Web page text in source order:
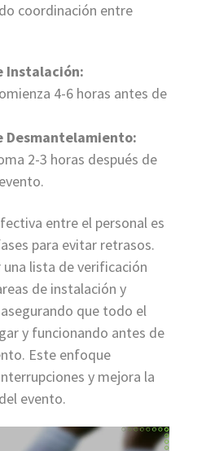
coordinación entre
Instalación:
4-6 horas antes de
Desmantelamiento:
2-3 horas después de
entre el personal es
para evitar retrasos.
lista de verificación
de instalación y
que todo el
y funcionando antes de
Este enfoque
y mejora la
evento.